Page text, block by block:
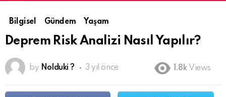
Bilgisel Gündem Yaşam
Deprem Risk Analizi Nasıl Yapılır?
by Nolduki ? 3 yıl önce 1.8k Views